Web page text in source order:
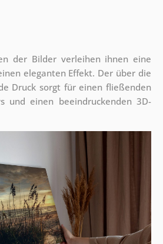
der Bilder verleihen ihnen eine
eleganten Effekt. Der über die
Druck sorgt für einen fließenden
und einen beeindruckenden 3D-